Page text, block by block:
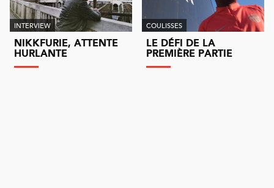
INTERVIEW
NIKKFURIE, ATTENTE
HURLANTE
COULISSES
LE DÉFI DE LA
PREMIÈRE PARTIE